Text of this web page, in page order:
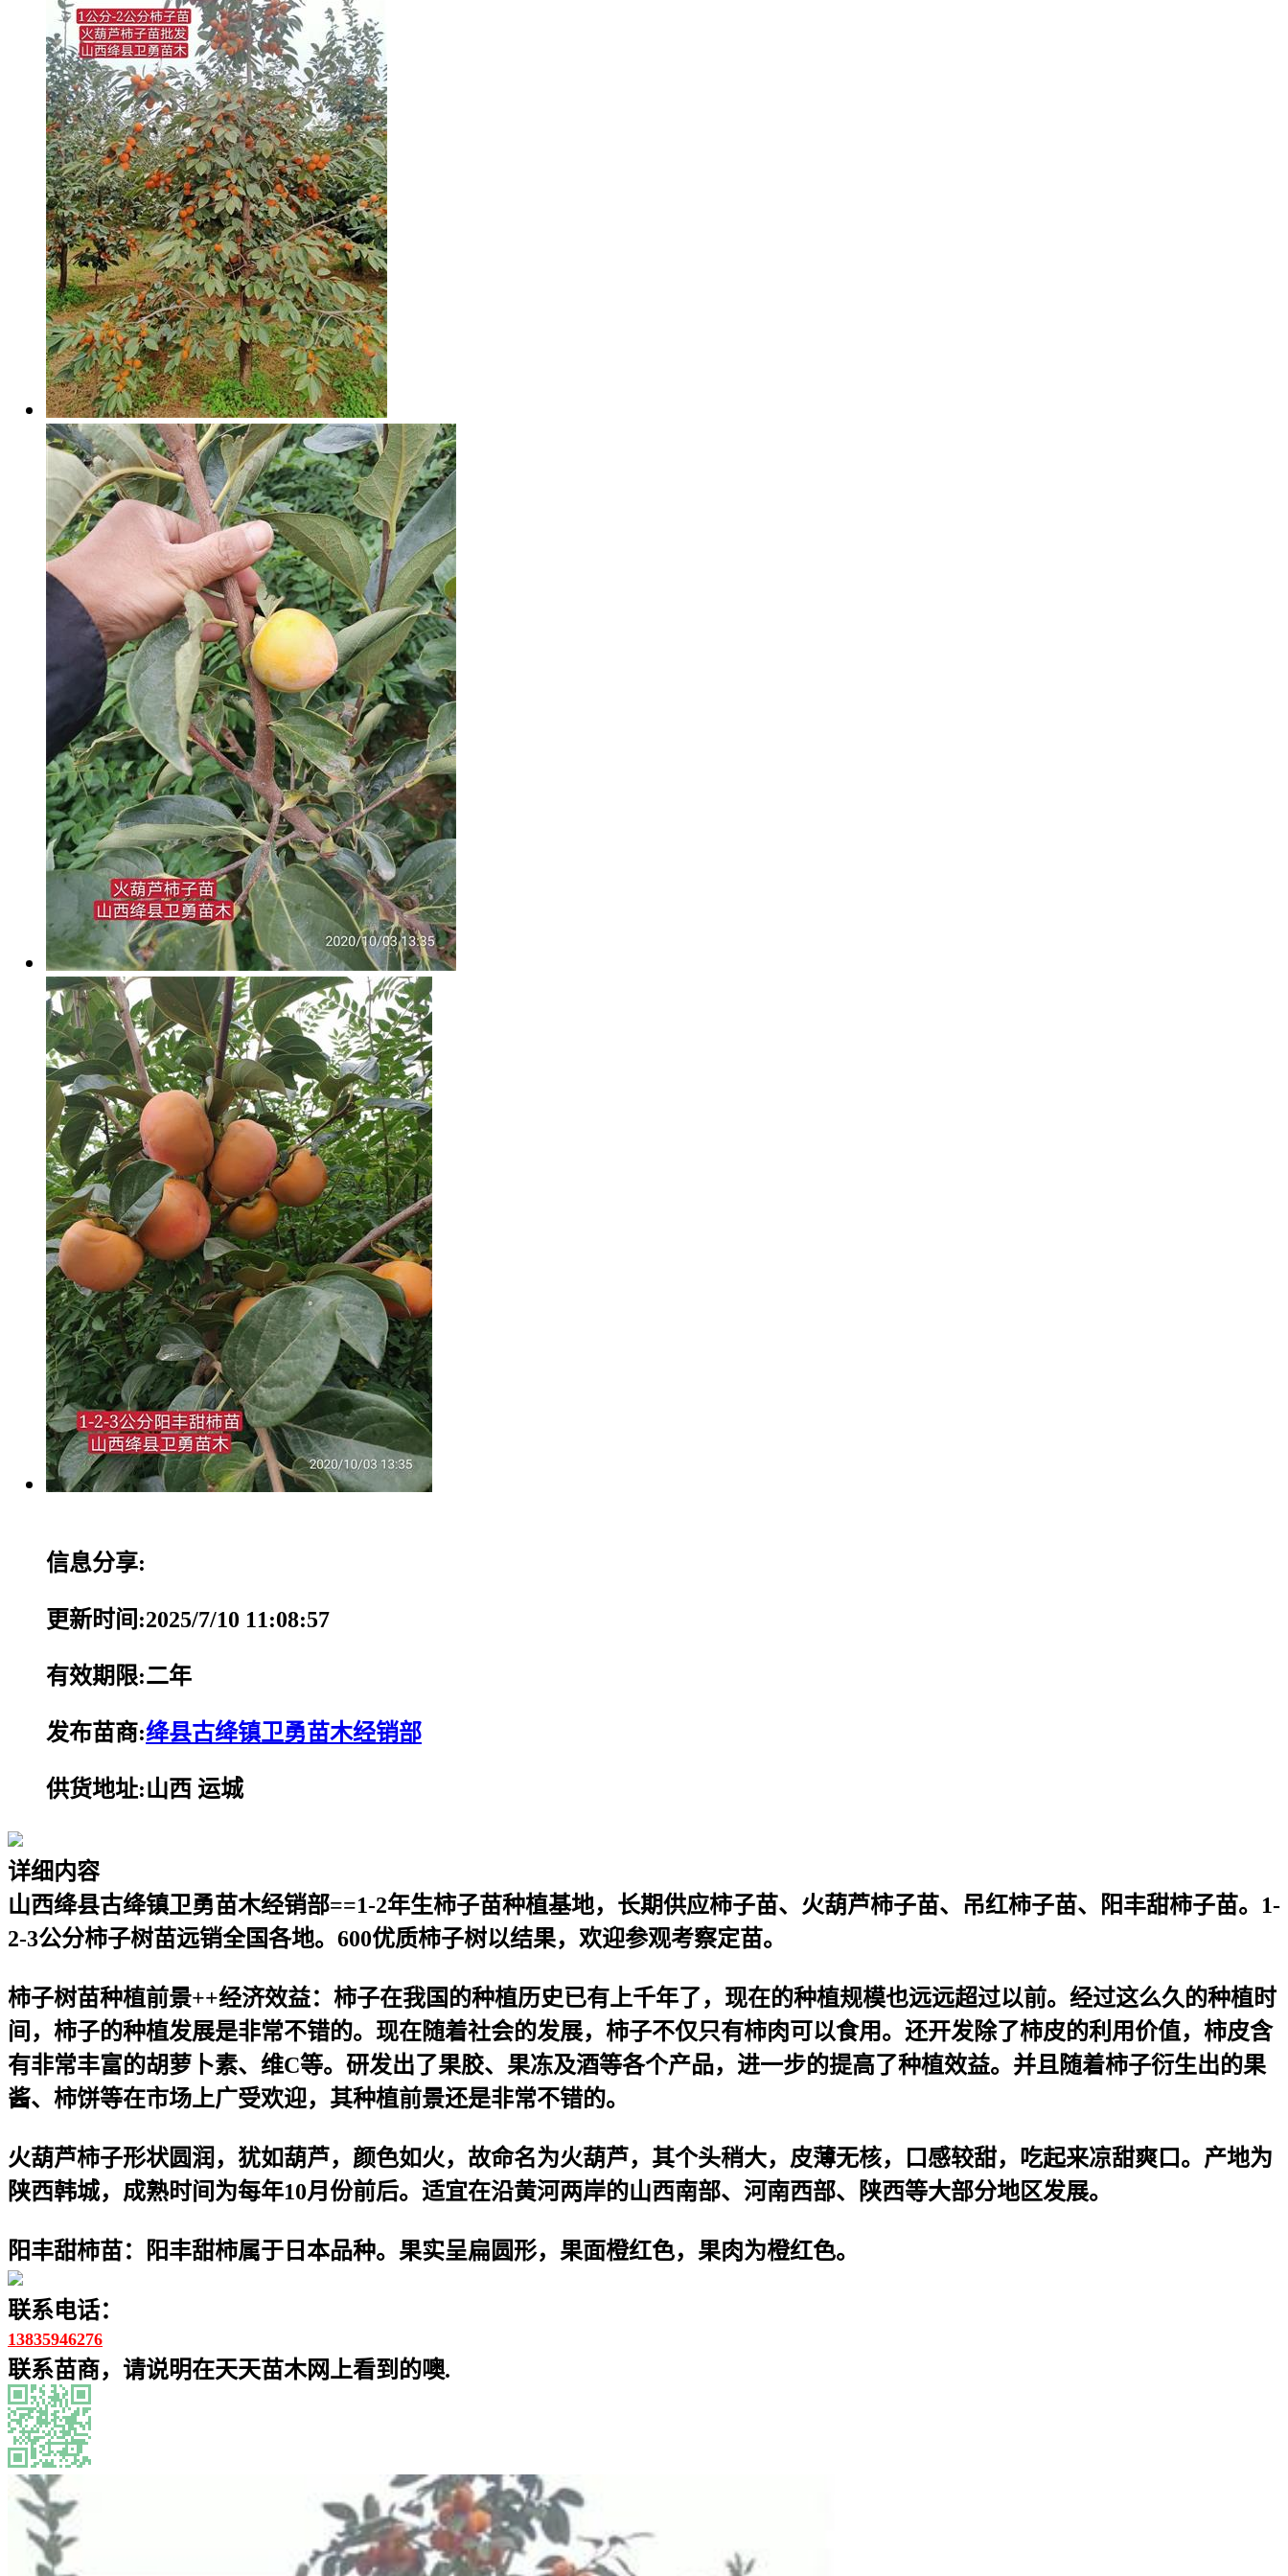
信息分享:
更新时间:2025/7/10 11:08:57
有效期限:二年
发布苗商:绛县古绛镇卫勇苗木经销部
供货地址:山西 运城
详细内容
山西绛县古绛镇卫勇苗木经销部==1-2年生柿子苗种植基地，长期供应柿子苗、火葫芦柿子苗、吊红柿子苗、阳丰甜柿子苗。1-
2-3公分柿子树苗远销全国各地。600优质柿子树以结果，欢迎参观考察定苗。
柿子树苗种植前景++经济效益：柿子在我国的种植历史已有上千年了，现在的种植规模也远远超过以前。经过这么久的种植时
间，柿子的种植发展是非常不错的。现在随着社会的发展，柿子不仅只有柿肉可以食用。还开发除了柿皮的利用价值，柿皮含
有非常丰富的胡萝卜素、维C等。研发出了果胶、果冻及酒等各个产品，进一步的提高了种植效益。并且随着柿子衍生出的果
酱、柿饼等在市场上广受欢迎，其种植前景还是非常不错的。
火葫芦柿子形状圆润，犹如葫芦，颜色如火，故命名为火葫芦，其个头稍大，皮薄无核，口感较甜，吃起来凉甜爽口。产地为
陕西韩城，成熟时间为每年10月份前后。适宜在沿黄河两岸的山西南部、河南西部、陕西等大部分地区发展。
阳丰甜柿苗：阳丰甜柿属于日本品种。果实呈扁圆形，果面橙红色，果肉为橙红色。
联系电话：
13835946276
联系苗商，请说明在天天苗木网上看到的噢.